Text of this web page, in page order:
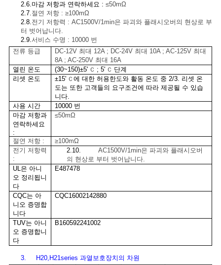
이
스
사
이
트
맵
PRIVACY
POLICY
2.6.마감 저항과 연락하세요 : ≤50mΩ
2.7.절연 저항 : ≥100mΩ
2.8.전기 저항력 : AC1500V/1min은 파괴와 플래시오버의 현상로 부
터 벗어납니다.
2.9.서비스 수명 : 10000 번
전류 등급
DC-12V 최대 12A ; DC-24V 최대 10A ; AC-125V 최대
8A ; AC-250V 최대 16A
열린 온도
(30~150)±5' Ｃ ; 5' Ｃ 단계
리셋 온도
±15' Ｃ에 대한 허용한도와 활동 온도 중 2/3. 리셋 온
도는 또한 고객들의 요구조건에 따라 제공될 수 있습
니다.
사용 시간
10000 번
마감 저항과
연락하세요
:
≤50mΩ
절연 저항 :
≥100mΩ
전기 저항력
:
2.10.
AC1500V/1min은 파괴와 플래시오버
의 현상로 부터 벗어납니다.
UL은 아니
오 정리됩니
다
E487478
CQC는 아
니오 증명합
니다
CQC16002142880
TUV는 아니
오 증명합니
다
B160592241002
3. H20,H21series 과열보호장치의 차원